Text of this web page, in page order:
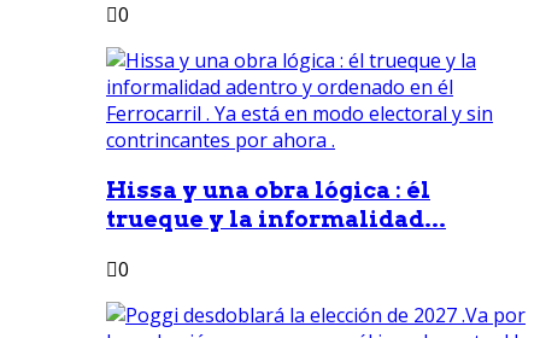
0
Hissa y una obra lógica : él
trueque y la informalidad...
0